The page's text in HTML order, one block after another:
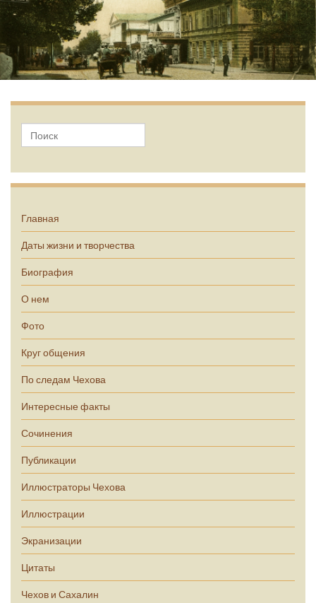
Главная
Даты жизни и творчества
Биография
О нем
Фото
Круг общения
По следам Чехова
Интересные факты
Сочинения
Публикации
Иллюстраторы Чехова
Иллюстрации
Экранизации
Цитаты
Чехов и Сахалин